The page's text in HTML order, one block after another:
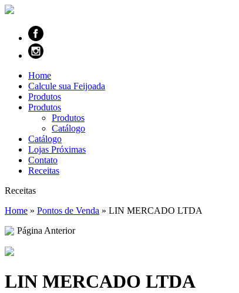
Home
Calcule sua Feijoada
Produtos
Produtos
Produtos
Catálogo
Catálogo
Lojas Próximas
Contato
Receitas
Receitas
Home » Pontos de Venda » LIN MERCADO LTDA
Página Anterior
LIN MERCADO LTDA